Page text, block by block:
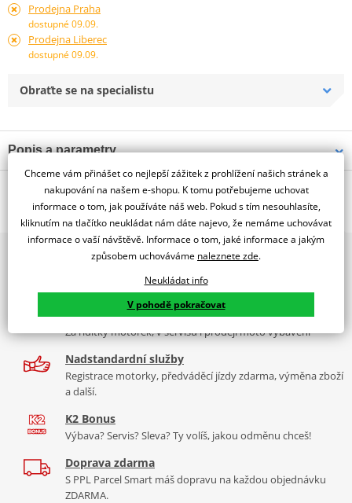
Prodejna Praha
dostupné 09.09.
Prodejna Liberec
dostupné 09.09.
Obraťte se na specialistu
Popis a parametry
Jsme autorizovaný
dealer značky PUIG
Sport Screen For Aprilia TUAREG 660
Tabulka velikostí
Co když mi to nebude
O výrobci
PUIG byl založen v roce 1964 ve Španělsku. Vyrábí se ve městě
Granollers poblíž Barcelony na ploše 8 000 m² v objektu, který se
dělí na 3 části: komerční, odlitkovou a kovových součástek. Již 40
let se účastní nejslavnějších závodů motocyklů po celém světě. V
naší nabídce naleznete doplňky a příslušenství například: plexi,
padací protektory a mnoho dalšího.
Zobrazit všechny produktyznačky PUIG
2x multibrand showroom
díly, to vše v Praze a Liberci
Více než 30 let zkušeností
Za řídítky motorek, v servisu i prodeji moto vybavení
Nadstandardní služby
Registrace motorky, předváděcí jízdy zdarma, výměna zboží
a další.
K2 Bonus
Výbava? Servis? Sleva? Ty volíš, jakou odměnu chceš!
Doprava zdarma
S PPL Parcel Smart máš dopravu na každou objednávku
ZDARMA.
Chceme vám přinášet co nejlepší zážitek z prohlížení našich stránek a
nakupování na našem e-shopu. K tomu potřebujeme uchovat
informace o tom, jak používáte náš web. Pokud s tím nesouhlasíte,
kliknutím na tlačítko neukládat nám dáte najevo, že nemáme uchovávat
informace o vaší návštěvě. Informace o tom, jaké informace a jakým
způsobem uchováváme naleznete zde.
Neukládat info
V pohodě pokračovat